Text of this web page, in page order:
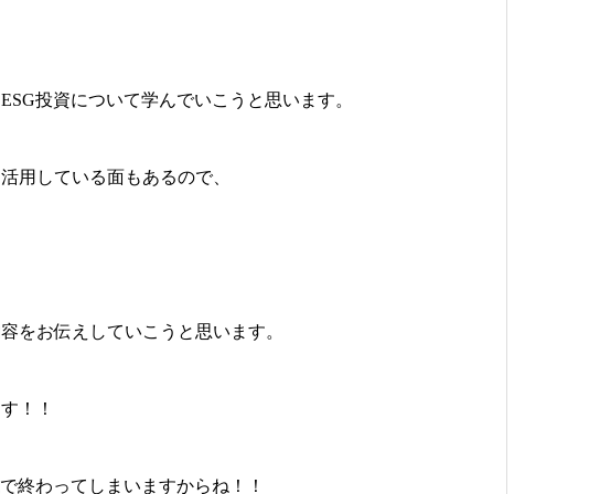
投資について学んでいこうと思います。
用している面もあるので、
をお伝えしていこうと思います。
！！
終わってしまいますからね！！